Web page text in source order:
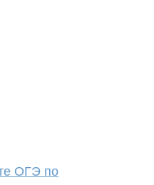
ОГЭ по